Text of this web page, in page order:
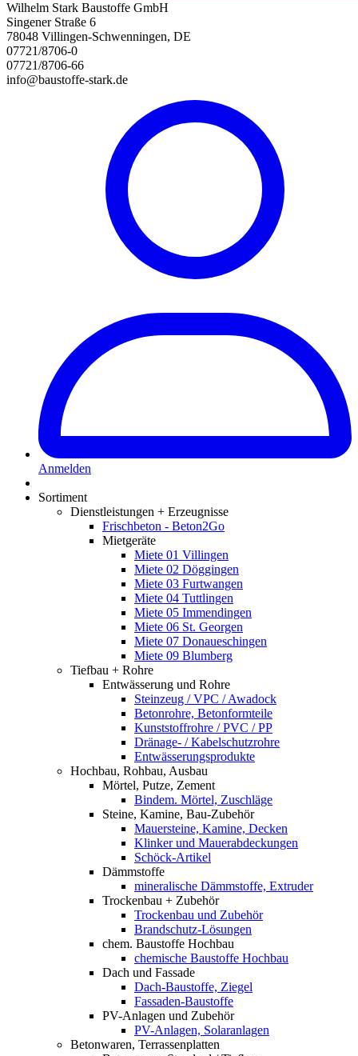
Wilhelm Stark Baustoffe GmbH
Singener Straße 6
78048 Villingen-Schwenningen, DE
07721/8706-0
07721/8706-66
info@baustoffe-stark.de
Anmelden
Sortiment
Dienstleistungen + Erzeugnisse
Frischbeton - Beton2Go
Mietgeräte
Miete 01 Villingen
Miete 02 Döggingen
Miete 03 Furtwangen
Miete 04 Tuttlingen
Miete 05 Immendingen
Miete 06 St. Georgen
Miete 07 Donaueschingen
Miete 09 Blumberg
Tiefbau + Rohre
Entwässerung und Rohre
Steinzeug / VPC / Awadock
Betonrohre, Betonformteile
Kunststoffrohre / PVC / PP
Dränage- / Kabelschutzrohre
Entwässerungsprodukte
Hochbau, Rohbau, Ausbau
Mörtel, Putze, Zement
Bindem. Mörtel, Zuschläge
Steine, Kamine, Bau-Zubehör
Mauersteine, Kamine, Decken
Klinker und Mauerabdeckungen
Schöck-Artikel
Dämmstoffe
mineralische Dämmstoffe, Extruder
Trockenbau + Zubehör
Trockenbau und Zubehör
Brandschutz-Lösungen
chem. Baustoffe Hochbau
chemische Baustoffe Hochbau
Dach und Fassade
Dach-Baustoffe, Ziegel
Fassaden-Baustoffe
PV-Anlagen und Zubehör
PV-Anlagen, Solaranlagen
Betonwaren, Terrassenplatten